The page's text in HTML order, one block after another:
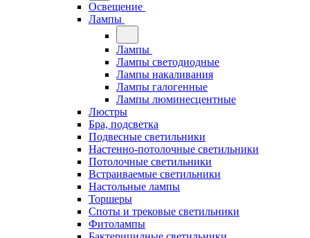
Освещение
Лампы
Лампы
Лампы светодиодные
Лампы накаливания
Лампы галогенные
Лампы люминесцентные
Люстры
Бра, подсветка
Подвесные светильники
Настенно-потолочные светильники
Потолочные светильники
Встраиваемые светильники
Настольные лампы
Торшеры
Споты и трековые светильники
Фитолампы